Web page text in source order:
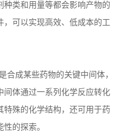
类和用量等都会影响产物的
，可以实现高效、低成本的工
合成某些药物的关键中间体，
间体通过一系列化学反应转化
特殊的化学结构，还可用于药
的探索。